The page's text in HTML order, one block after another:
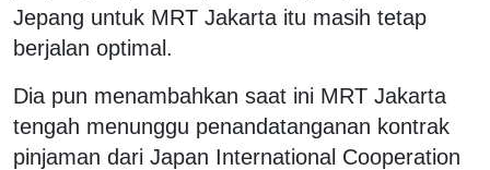
Jepang untuk MRT Jakarta itu masih tetap
berjalan optimal.
Dia pun menambahkan saat ini MRT Jakarta
tengah menunggu penandatanganan kontrak
pinjaman dari Japan International Cooperation